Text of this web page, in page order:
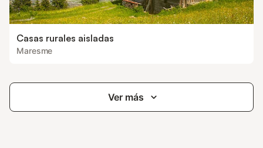
Casas rurales aisladas
Maresme
Ver más